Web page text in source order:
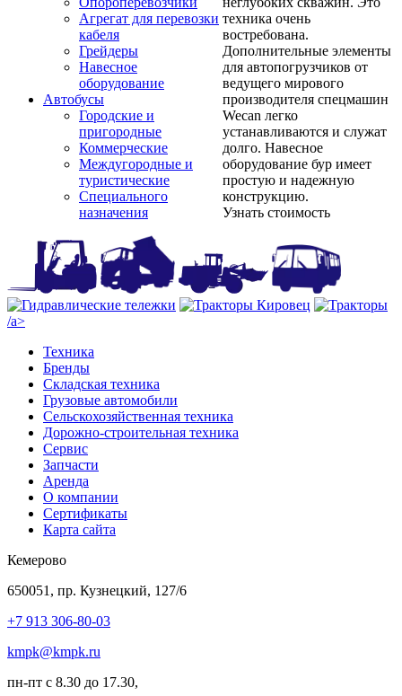
Агрегат для перевозки
кабеля
Грейдеры
Навесное
оборудование
Автобусы
Городские и
пригородные
Коммерческие
Междугородные и
туристические
Специального
назначения
техника очень
востребована.
Дополнительные элементы
для автопогрузчиков от
ведущего мирового
производителя спецмашин
Wecan легко
устанавливаются и служат
долго. Навесное
оборудование бур имеет
простую и надежную
конструкцию.
Узнать стоимость
/a>
Техника
Бренды
Складская техника
Грузовые автомобили
Сельскохозяйственная техника
Дорожно-строительная техника
Сервис
Запчасти
Аренда
О компании
Сертификаты
Карта сайта
Кемерово
650051, пр. Кузнецкий, 127/6
+7 913 306-80-03
kmpk@kmpk.ru
пн-пт с 8.30 до 17.30,